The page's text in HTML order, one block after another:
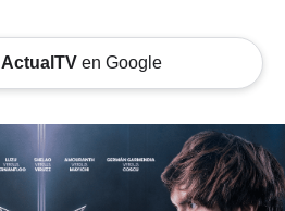
ActualTVen Google